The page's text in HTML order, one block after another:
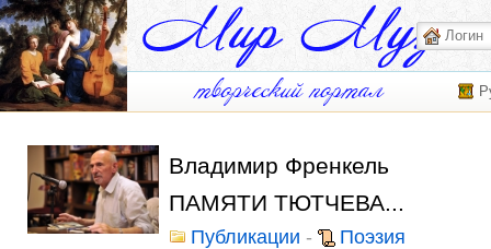
Владимир Френкель
ПАМЯТИ ТЮТЧЕВА...
Публикации - Поэзия